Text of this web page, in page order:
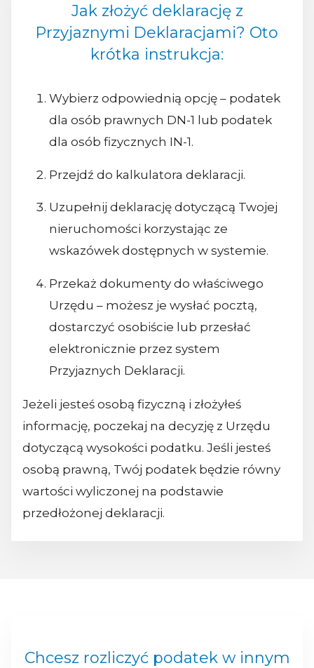
Jak złożyć deklarację z
Przyjaznymi Deklaracjami? Oto
krótka instrukcja:
Wybierz odpowiednią opcję – podatek
dla osób prawnych DN-1 lub podatek
dla osób fizycznych IN-1.
Przejdź do kalkulatora deklaracji.
Uzupełnij deklarację dotyczącą Twojej
nieruchomości korzystając ze
wskazówek dostępnych w systemie.
Przekaż dokumenty do właściwego
Urzędu – możesz je wysłać pocztą,
dostarczyć osobiście lub przesłać
elektronicznie przez system
Przyjaznych Deklaracji.
Jeżeli jesteś osobą fizyczną i złożyłeś
informację, poczekaj na decyzję z Urzędu
dotyczącą wysokości podatku. Jeśli jesteś
osobą prawną, Twój podatek będzie równy
wartości wyliczonej na podstawie
przedłożonej deklaracji.
Chcesz rozliczyć podatek w innym